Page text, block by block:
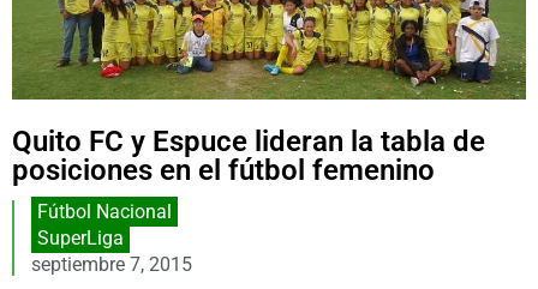
Quito FC y Espuce lideran la tabla de
posiciones en el fútbol femenino
Fútbol Nacional
SuperLiga
septiembre 7, 2015